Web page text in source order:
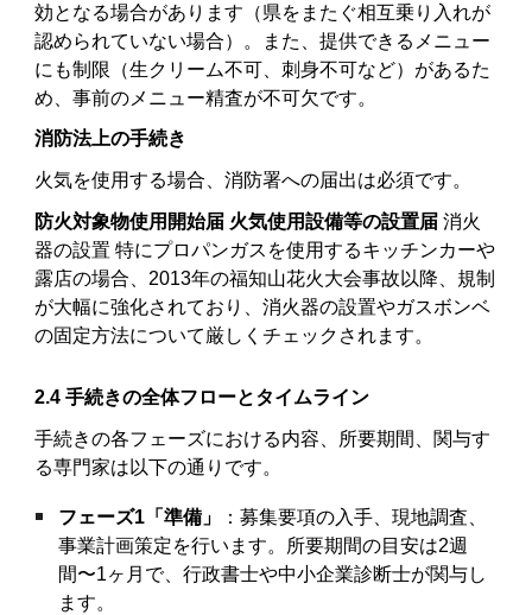
効となる場合があります（県をまたぐ相互乗り入れが
認められていない場合）。また、提供できるメニュー
にも制限（生クリーム不可、刺身不可など）があるた
め、事前のメニュー精査が不可欠です。
消防法上の手続き
火気を使用する場合、消防署への届出は必須です。
防火対象物使用開始届 火気使用設備等の設置届 消火
器の設置 特にプロパンガスを使用するキッチンカーや
露店の場合、2013年の福知山花火大会事故以降、規制
が大幅に強化されており、消火器の設置やガスボンベ
の固定方法について厳しくチェックされます。
2.4 手続きの全体フローとタイムライン
手続きの各フェーズにおける内容、所要期間、関与す
る専門家は以下の通りです。
フェーズ1「準備」
：募集要項の入手、現地調査、
事業計画策定を行います。所要期間の目安は2週
間〜1ヶ月で、行政書士や中小企業診断士が関与し
ます。